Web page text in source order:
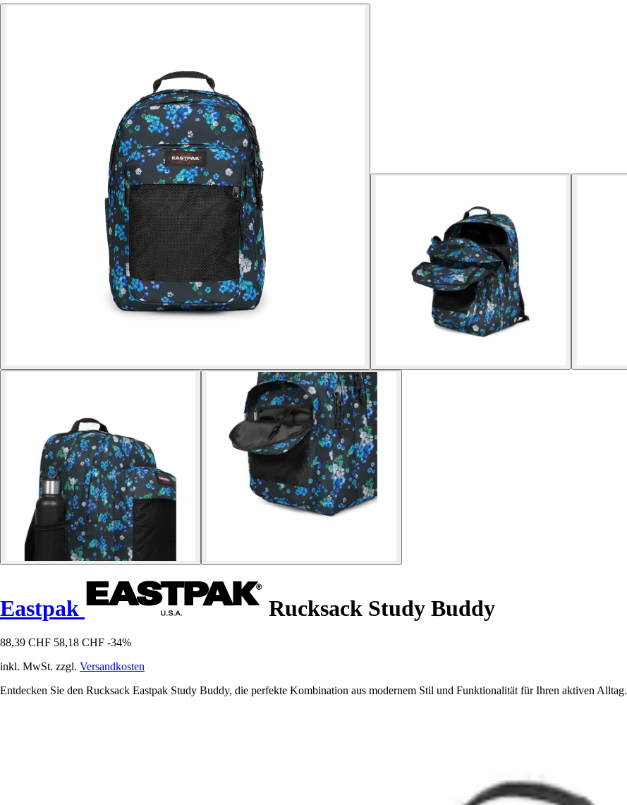
Eastpak Rucksack Study Buddy
88,39 CHF 58,18 CHF -34%
inkl. MwSt. zzgl. Versandkosten
Entdecken Sie den Rucksack Eastpak Study Buddy, die perfekte Kombination aus modernem Stil und Funktionalität für Ihren aktiven Alltag.